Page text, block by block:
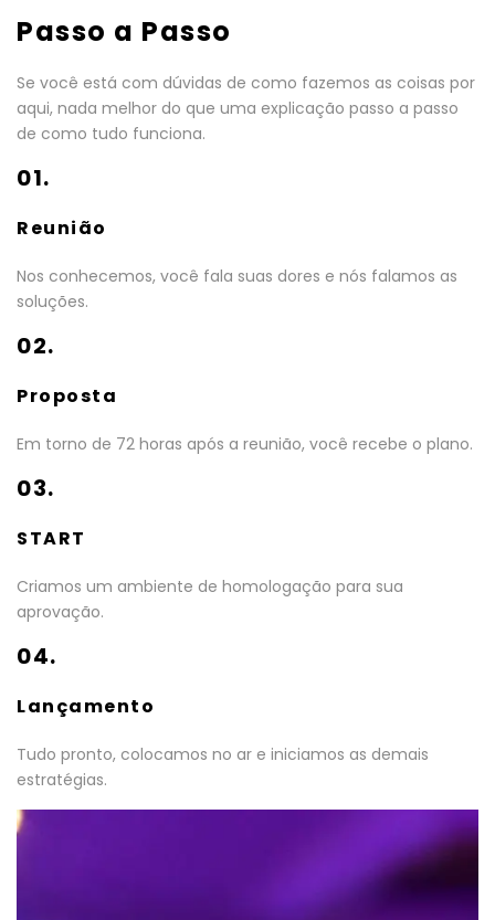
Passo a Passo
Se você está com dúvidas de como fazemos as coisas por
aqui, nada melhor do que uma explicação passo a passo
de como tudo funciona.
01.
Reunião
Nos conhecemos, você fala suas dores e nós falamos as
soluções.
02.
Proposta
Em torno de 72 horas após a reunião, você recebe o plano.
03.
START
Criamos um ambiente de homologação para sua
aprovação.
04.
Lançamento
Tudo pronto, colocamos no ar e iniciamos as demais
estratégias.